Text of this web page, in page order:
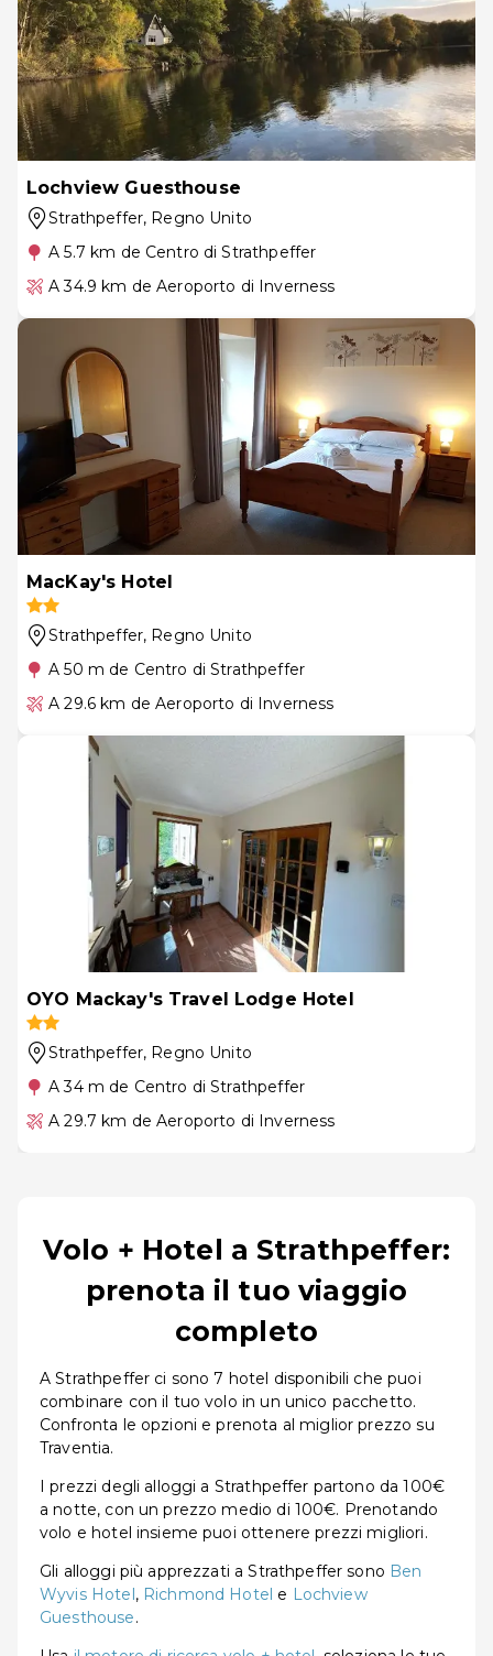
Lochview Guesthouse
Strathpeffer, Regno Unito
A 5.7 km de Centro di Strathpeffer
A 34.9 km de Aeroporto di Inverness
MacKay's Hotel
Strathpeffer, Regno Unito
A 50 m de Centro di Strathpeffer
A 29.6 km de Aeroporto di Inverness
OYO Mackay's Travel Lodge Hotel
Strathpeffer, Regno Unito
A 34 m de Centro di Strathpeffer
A 29.7 km de Aeroporto di Inverness
Volo + Hotel a Strathpeffer:
prenota il tuo viaggio
completo
A Strathpeffer ci sono 7 hotel disponibili che puoi
combinare con il tuo volo in un unico pacchetto.
Confronta le opzioni e prenota al miglior prezzo su
Traventia.
I prezzi degli alloggi a Strathpeffer partono da 100€
a notte, con un prezzo medio di 100€. Prenotando
volo e hotel insieme puoi ottenere prezzi migliori.
Gli alloggi più apprezzati a Strathpeffer sono Ben
Wyvis Hotel, Richmond Hotel e Lochview
Guesthouse.